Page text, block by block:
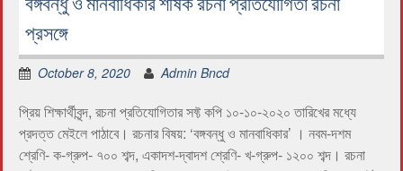
প্রসঙ্গে
October 8, 2020 Admin Bncd
প্রিয় শিক্ষার্থীবৃন্দ, রচনা প্রতিযোগিতার সফ্ট কপি ১০-১০-২০২০ তারিখের মধ্যে
প্রদত্ত মেইলে পাঠাবে। রচনার বিষয়: ‘বঙ্গবন্ধু ও মানবাধিকার’ । নবম-দশম
শ্রেণি- ক-গ্রুপ- ৭০০ শব্দ, একাদশ-দ্বাদশ শ্রেণি- খ-গ্রুপ- ১২০০ শব্দ। রচনা